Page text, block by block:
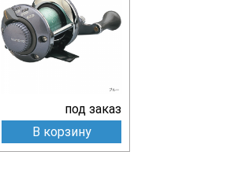
под заказ
В корзину